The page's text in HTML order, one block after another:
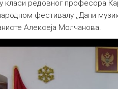
класи редовног професора
фестивалу ,,Дани
Алексеја Молчанова.